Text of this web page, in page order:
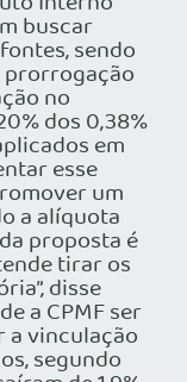
buscar
sendo
prorrogação
no
dos 0,38%
em
esse
um
a alíquota
proposta é
tirar os
disse
a CPMF ser
a vinculação
segundo